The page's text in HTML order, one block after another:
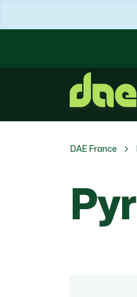
DAE France